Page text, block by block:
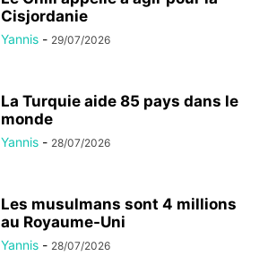
Cisjordanie
Yannis - 29/07/2026
La Turquie aide 85 pays dans le
monde
Yannis - 28/07/2026
Les musulmans sont 4 millions
au Royaume-Uni
Yannis - 28/07/2026